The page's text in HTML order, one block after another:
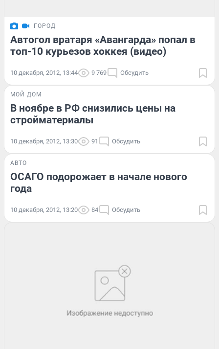
ГОРОД
Автогол вратаря «Авангарда» попал в
топ-10 курьезов хоккея (видео)
10 декабря, 2012, 13:44 9 769 Обсудить
МОЙ ДОМ
В ноябре в РФ снизились цены на
стройматериалы
10 декабря, 2012, 13:30 91 Обсудить
АВТО
ОСАГО подорожает в начале нового
года
10 декабря, 2012, 13:20 84 Обсудить